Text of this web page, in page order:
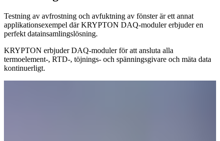
Testning av avfrostning och avfuktning av fönster är ett annat
applikationsexempel där KRYPTON DAQ-moduler erbjuder en
perfekt datainsamlingslösning.
KRYPTON erbjuder DAQ-moduler för att ansluta alla
termoelement-, RTD-, töjnings- och spänningsgivare och mäta data
kontinuerligt.